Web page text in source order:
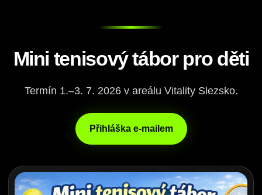
Mini tenisový tábor pro děti
Termín 1.–3. 7. 2026 v areálu Vitality Slezsko.
Přihláška e-mailem